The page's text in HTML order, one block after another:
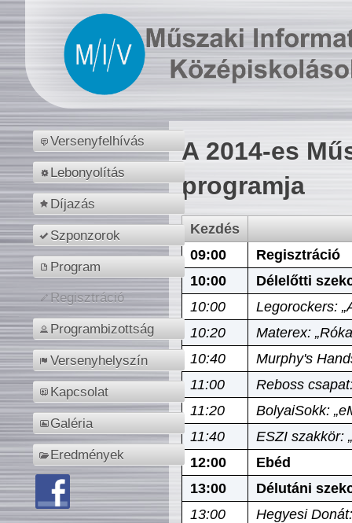
Versenyfelhívás
Lebonyolítás
Díjazás
Szponzorok
Program
Regisztráció
Programbizottság
Versenyhelyszín
Kapcsolat
Galéria
Eredmények
A 2014-es
programja
Kezdés
09:00
Regisztráció
10:00
Délelőtti
10:00
Legorockers:
10:20
Materex:
10:40
Murphy's
11:00
Reboss
11:20
BolyaiSokk:
11:40
ESZI szakkör:
12:00
Ebéd
13:00
Délutáni
13:00
Hegyesi